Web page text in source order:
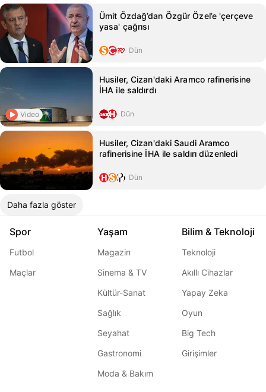
Ümit Özdağ’dan Özgür Özel’e 'çerçeve
yasa' çağrısı
Dün
Video
Husiler, Cizan'daki Aramco rafinerisine
İHA ile saldırdı
Dün
Husiler, Cizan'daki Saudi Aramco
rafinerisine İHA ile saldırı düzenledi
Dün
Daha fazla göster
Spor
Futbol
Maçlar
Yaşam
Magazin
Sinema & TV
Kültür-Sanat
Sağlık
Seyahat
Gastronomi
Moda & Bakım
Bilim & Teknoloji
Teknoloji
Akıllı Cihazlar
Yapay Zeka
Oyun
Big Tech
Girişimler